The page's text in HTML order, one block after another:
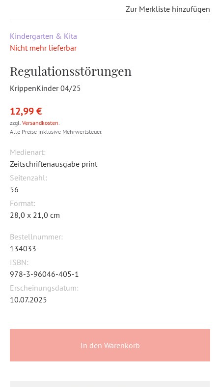
Zur Merkliste hinzufügen
Kindergarten & Kita
Nicht mehr lieferbar
Regulationsstörungen
KrippenKinder 04/25
12,99 €
zzgl. Versandkosten.
Alle Preise inklusive Mehrwertsteuer.
Medienart:
Zeitschriftenausgabe print
Seitenzahl:
56
Format:
28,0 x 21,0 cm
Bestellnummer:
134033
ISBN:
978-3-96046-405-1
Erscheinungsdatum:
10.07.2025
In den Warenkorb